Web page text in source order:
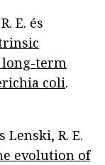
E. és
term
coli.
Lenski, R. E.
evolution of